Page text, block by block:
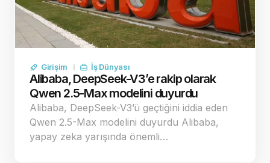
Girişim İş Dünyası
Alibaba, DeepSeek-V3’e rakip olarak
Qwen 2.5-Max modelini duyurdu
Alibaba, DeepSeek-V3’ü geçtiğini iddia eden
Qwen 2.5-Max modelini duyurdu Alibaba,
yapay zeka yarışında önemli…